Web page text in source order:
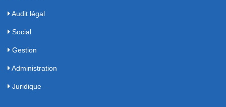
Audit légal
Social
Gestion
Administration
Juridique